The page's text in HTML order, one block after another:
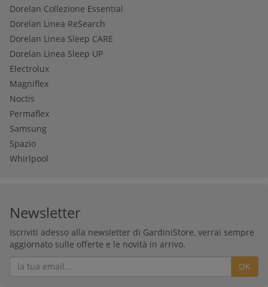
Dorelan Collezione Essential
Dorelan Linea ReSearch
Dorelan Linea Sleep CARE
Dorelan Linea Sleep UP
Electrolux
Magniflex
Noctis
Permaflex
Samsung
Spazio
Whirlpool
Newsletter
Iscriviti adesso alla newsletter di GardiniStore, verrai sempre
aggiornato sulle offerte e le novità in arrivo.
OK